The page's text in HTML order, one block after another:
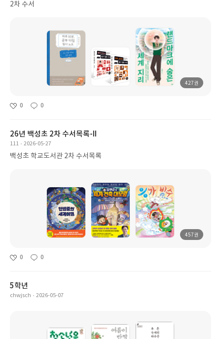
2차 수서
427권
0 0
26년 백성초 2차 수서목록-II
111 2026-05-27
백성초 학교도서관 2차 수서목록
457권
0 0
5학년
chwjsch 2026-05-07